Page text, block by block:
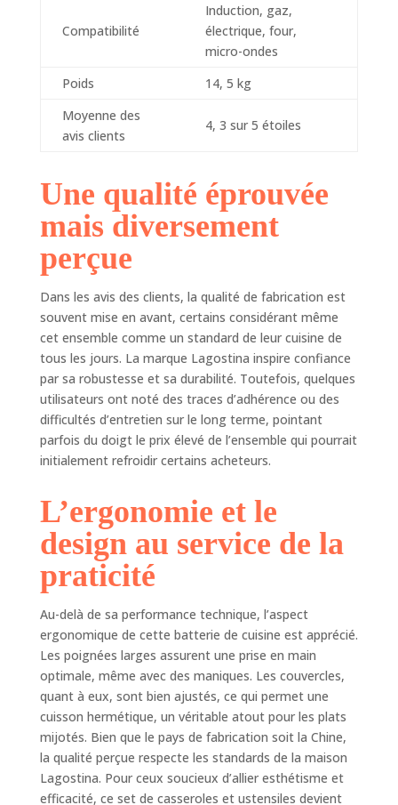
nettoyer, aspect
poli à l'extérieur et
satiné à l'intérieur.
vaisselle. Garantie
Compatibilité
Induction, gaz,
électrique, four,
micro-ondes
Poids
14, 5 kg
Moyenne des
avis clients
4, 3 sur 5 étoiles
Une qualité éprouvée
mais diversement
perçue
Dans les avis des clients, la qualité de fabrication est
souvent mise en avant, certains considérant même
cet ensemble comme un standard de leur cuisine de
tous les jours. La marque Lagostina inspire confiance
par sa robustesse et sa durabilité. Toutefois, quelques
utilisateurs ont noté des traces d’adhérence ou des
difficultés d’entretien sur le long terme, pointant
parfois du doigt le prix élevé de l’ensemble qui pourrait
initialement refroidir certains acheteurs.
L’ergonomie et le
design au service de la
praticité
Au-delà de sa performance technique, l’aspect
ergonomique de cette batterie de cuisine est apprécié.
Les poignées larges assurent une prise en main
optimale, même avec des maniques. Les couvercles,
quant à eux, sont bien ajustés, ce qui permet une
cuisson hermétique, un véritable atout pour les plats
mijotés. Bien que le pays de fabrication soit la Chine,
la qualité perçue respecte les standards de la maison
Lagostina. Pour ceux soucieux d’allier esthétisme et
efficacité, ce set de casseroles et ustensiles devient